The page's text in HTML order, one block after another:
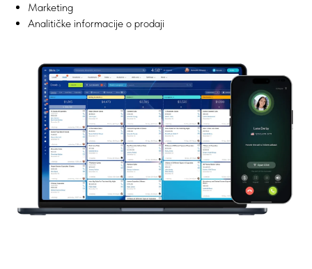
Marketing
Analitičke informacije o prodaji